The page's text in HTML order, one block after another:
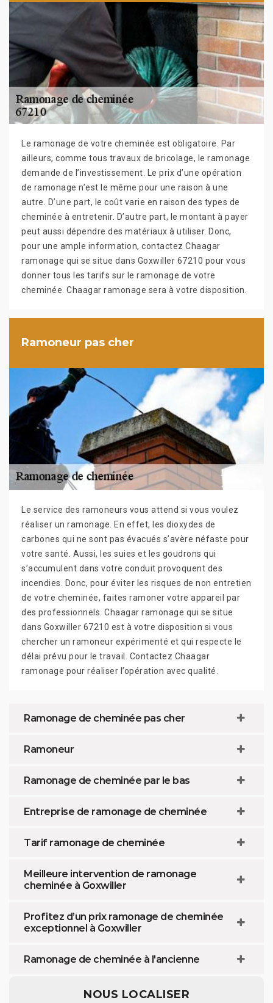
Le ramonage de votre cheminée est obligatoire. Par
ailleurs, comme tous travaux de bricolage, le ramonage
demande de l’investissement. Le prix d’une opération
de ramonage n’est le même pour une raison à une
autre. D’une part, le coût varie en raison des types de
cheminée à entretenir. D’autre part, le montant à payer
peut aussi dépendre des matériaux à utiliser. Donc,
pour une ample information, contactez Chaagar
ramonage qui se situe dans Goxwiller 67210 pour vous
donner tous les tarifs sur le ramonage de votre
cheminée. Chaagar ramonage sera à votre disposition.
Ramoneur pas cher
Le service des ramoneurs vous attend si vous voulez
réaliser un ramonage. En effet, les dioxydes de
carbones qui ne sont pas évacués s’avère néfaste pour
votre santé. Aussi, les suies et les goudrons qui
s’accumulent dans votre conduit provoquent des
incendies. Donc, pour éviter les risques de non entretien
de votre cheminée, faites ramoner votre appareil par
des professionnels. Chaagar ramonage qui se situe
dans Goxwiller 67210 est à votre disposition si vous
chercher un ramoneur expérimenté et qui respecte le
délai prévu pour le travail. Contactez Chaagar
ramonage pour réaliser l’opération avec qualité.
Ramonage de cheminée pas cher
Ramoneur
Ramonage de cheminée par le bas
Entreprise de ramonage de cheminée
Tarif ramonage de cheminée
Meilleure intervention de ramonage
cheminée à Goxwiller
Profitez d’un prix ramonage de cheminée
exceptionnel à Goxwiller
Ramonage de cheminée à l'ancienne
NOUS LOCALISER